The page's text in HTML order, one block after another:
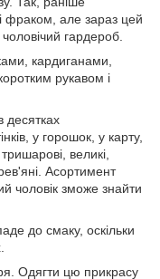
і фраком, але зараз цей
гардероб.
кардиганами,
рукавом і
десятках
у горошок, у карту,
великі,
Асортимент
чоловік зможе знайти
до смаку, оскільки
Одягти цю прикрасу